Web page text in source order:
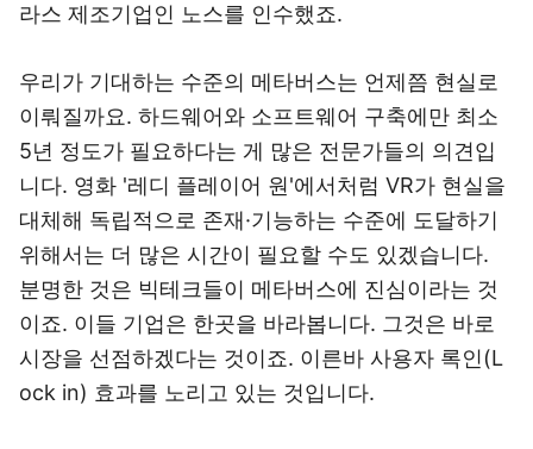
라스 제조기업인 노스를 인수했죠.
우리가 기대하는 수준의 메타버스는 언제쯤 현실로
이뤄질까요. 하드웨어와 소프트웨어 구축에만 최소
5년 정도가 필요하다는 게 많은 전문가들의 의견입
니다. 영화 '레디 플레이어 원'에서처럼 VR가 현실을
대체해 독립적으로 존재·기능하는 수준에 도달하기
위해서는 더 많은 시간이 필요할 수도 있겠습니다.
분명한 것은 빅테크들이 메타버스에 진심이라는 것
이죠. 이들 기업은 한곳을 바라봅니다. 그것은 바로
시장을 선점하겠다는 것이죠. 이른바 사용자 록인(L
ock in) 효과를 노리고 있는 것입니다.